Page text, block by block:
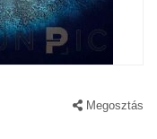
Megosztás